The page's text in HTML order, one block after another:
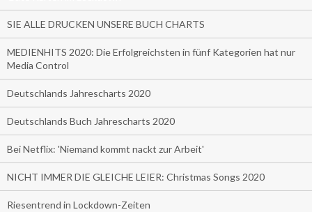
SIE ALLE DRUCKEN UNSERE BUCH CHARTS
MEDIENHITS 2020: Die Erfolgreichsten in fünf Kategorien hat nur
Media Control
Deutschlands Jahrescharts 2020
Deutschlands Buch Jahrescharts 2020
Bei Netflix: 'Niemand kommt nackt zur Arbeit'
NICHT IMMER DIE GLEICHE LEIER: Christmas Songs 2020
Riesentrend in Lockdown-Zeiten